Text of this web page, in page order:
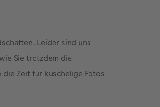
Leider sind uns
Sie trotzdem die
Zeit für kuschelige Fotos